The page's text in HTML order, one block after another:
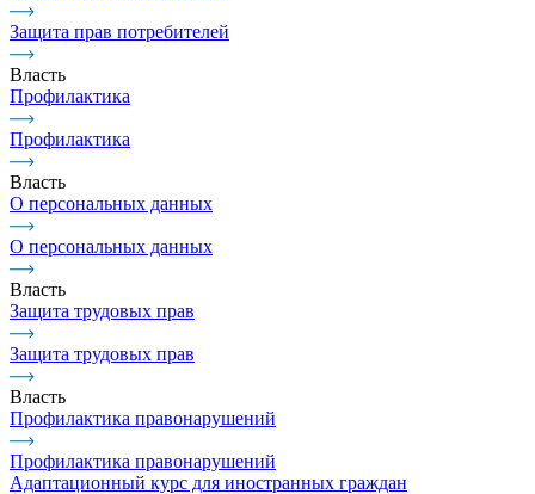
Защита прав потребителей
Власть
Профилактика
Профилактика
Власть
О персональных данных
О персональных данных
Власть
Защита трудовых прав
Защита трудовых прав
Власть
Профилактика правонарушений
Профилактика правонарушений
Адаптационный курс для иностранных граждан